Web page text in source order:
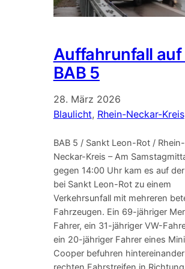
Auffahrunfall auf
BAB 5
28. März 2026
Blaulicht, Rhein-Neckar-Kreis
BAB 5 / Sankt Leon-Rot / Rhein-
Neckar-Kreis – Am
gegen 14:00 Uhr kam es auf
bei Sankt Leon-Rot zu einem
Verkehrsunfall mit mehreren
Fahrzeugen. Ein 69-jähriger
Fahrer, ein 31-jähriger VW-
ein 20-jähriger Fahrer eines Mini
Cooper befuhren